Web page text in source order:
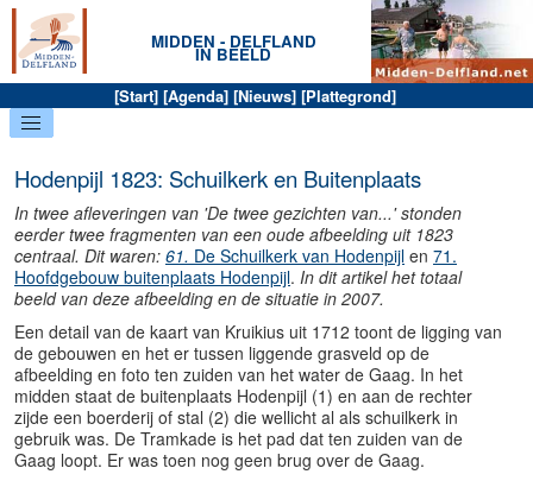
MIDDEN - DELFLAND
IN BEELD
[Start] [Agenda] [Nieuws] [Plattegrond]
Hodenpijl 1823: Schuilkerk en Buitenplaats
In twee afleveringen van 'De twee gezichten van...' stonden
eerder twee fragmenten van een oude afbeelding uit 1823
centraal. Dit waren: 61. De Schuilkerk van Hodenpijl en 71.
Hoofdgebouw buitenplaats Hodenpijl. In dit artikel het totaal
beeld van deze afbeelding en de situatie in 2007.
Een detail van de kaart van Kruikius uit 1712 toont de ligging van
de gebouwen en het er tussen liggende grasveld op de
afbeelding en foto ten zuiden van het water de Gaag. In het
midden staat de buitenplaats Hodenpijl (1) en aan de rechter
zijde een boerderij of stal (2) die wellicht al als schuilkerk in
gebruik was. De Tramkade is het pad dat ten zuiden van de
Gaag loopt. Er was toen nog geen brug over de Gaag.